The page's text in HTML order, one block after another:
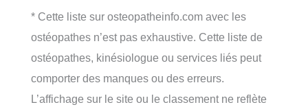
* Cette liste sur osteopatheinfo.com avec les
ostéopathes n’est pas exhaustive. Cette liste de
ostéopathes, kinésiologue ou services liés peut
comporter des manques ou des erreurs.
L’affichage sur le site ou le classement ne reflète